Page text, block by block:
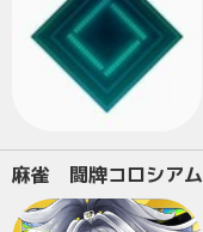
麻雀 闘牌コロシアム